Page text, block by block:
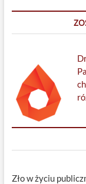
Zło w życiu